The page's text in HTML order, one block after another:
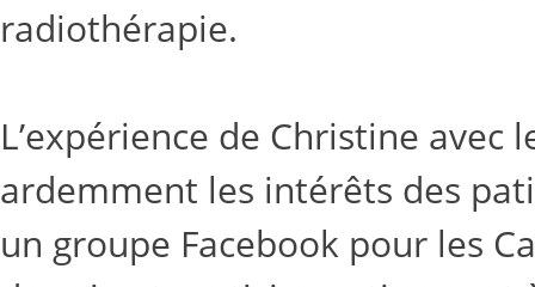
radiothérapie.
L’expérience de Christine avec
ardemment les intérêts des
un groupe Facebook pour les